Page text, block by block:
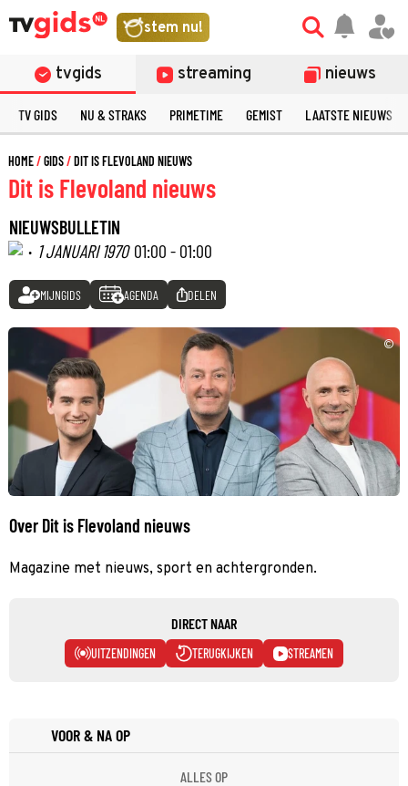
stem nu!
tvgids streaming nieuws
TV GIDS NU & STRAKS PRIMETIME GEMIST LAATSTE NIEUWS
HOME GIDS DIT IS FLEVOLAND NIEUWS
Dit is Flevoland nieuws
NIEUWSBULLETIN
· 1 JANUARI 1970 01:00 - 01:00
MIJNGIDS AGENDA DELEN
©
Over Dit is Flevoland nieuws
Magazine met nieuws, sport en achtergronden.
DIRECT NAAR
UITZENDINGEN TERUGKIJKEN STREAMEN
VOOR & NA OP
ALLES OP